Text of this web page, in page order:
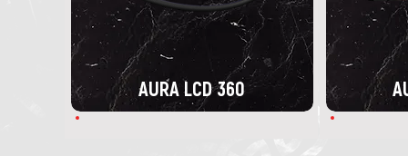
AURA LCD 360